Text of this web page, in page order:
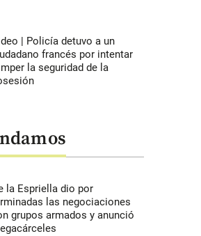
| Policía detuvo a un
francés por intentar
la seguridad de la
la Espriella dio por
las negociaciones
grupos armados y anunció